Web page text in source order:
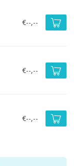
€--,--
€--,--
€--,--